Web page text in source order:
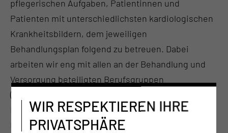
pflegerischen Aufgaben, Patientinnen und
Patienten mit unterschiedlichsten kardiologischen
Krankheitsbildern, dem jeweiligen
Behandlungsplan folgend zu betreuen. Dabei
arbeiten wir eng mit allen an der Behandlung und
Versorgung beteiligten Berufsgruppen
(Sozialdienst, Psychologie, Physiotherapie,
Ergotherapie, Logopädie) sowie Expertinnen und
Experten (Wundmanagement, Ernährungsberatung
WIR RESPEKTIEREN IHRE
PRIVATSPHÄRE